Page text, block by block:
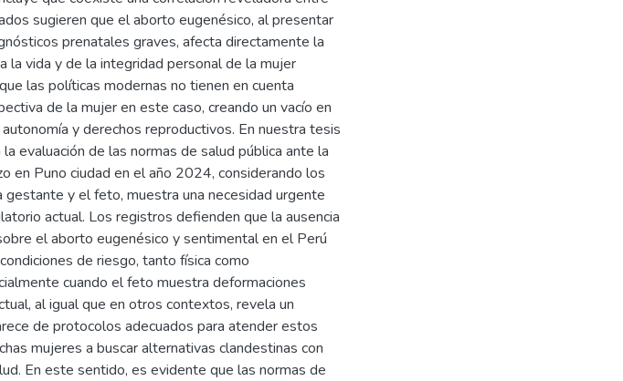
sugieren que el aborto eugenésico, al presentar
prenatales graves, afecta directamente la
la vida y de la integridad personal de la mujer
las políticas modernas no tienen en cuenta
de la mujer en este caso, creando un vacío en
y derechos reproductivos. En nuestra tesis
evaluación de las normas de salud pública ante la
en Puno ciudad en el año 2024, considerando los
gestante y el feto, muestra una necesidad urgente
actual. Los registros defienden que la ausencia
el aborto eugenésico y sentimental en el Perú
de riesgo, tanto física como
cuando el feto muestra deformaciones
al igual que en otros contextos, revela un
de protocolos adecuados para atender estos
mujeres a buscar alternativas clandestinas con
En este sentido, es evidente que las normas de